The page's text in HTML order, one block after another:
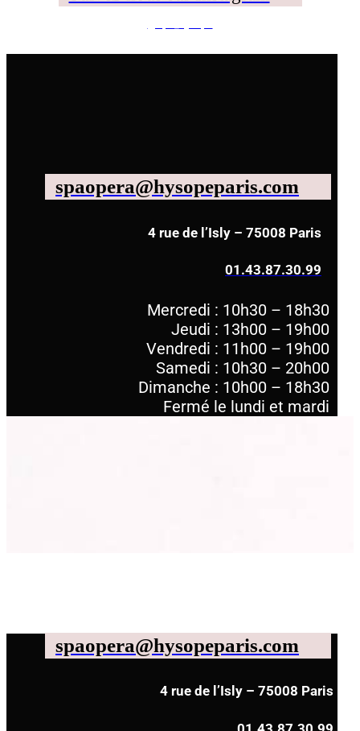
spaopera@hysopeparis.com
4 rue de l’Isly – 75008 Paris
01.43.87.30.99
Mercredi : 10h30 – 18h30
Jeudi : 13h00 – 19h00
Vendredi : 11h00 – 19h00
Samedi : 10h30 – 20h00
Dimanche : 10h00 – 18h30
Fermé le lundi et mardi
spaopera@hysopeparis.com
4 rue de l’Isly – 75008 Paris